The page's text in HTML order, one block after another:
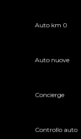
Auto km 0
Auto nuove
Concierge
Controllo auto